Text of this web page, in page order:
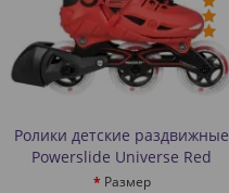
Ролики детские раздвижные
Powerslide Universe Red
Размер